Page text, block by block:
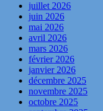
juillet 2026
juin 2026
mai 2026
avril 2026
mars 2026
février 2026
janvier 2026
décembre 2025
novembre 2025
octobre 2025